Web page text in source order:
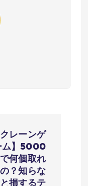
クレーンゲ
ム】5000
何個取れ
？知らな
損するテ